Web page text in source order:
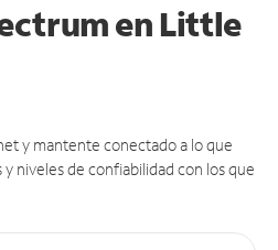
en Little
y mantente conectado a lo que
niveles de confiabilidad con los que